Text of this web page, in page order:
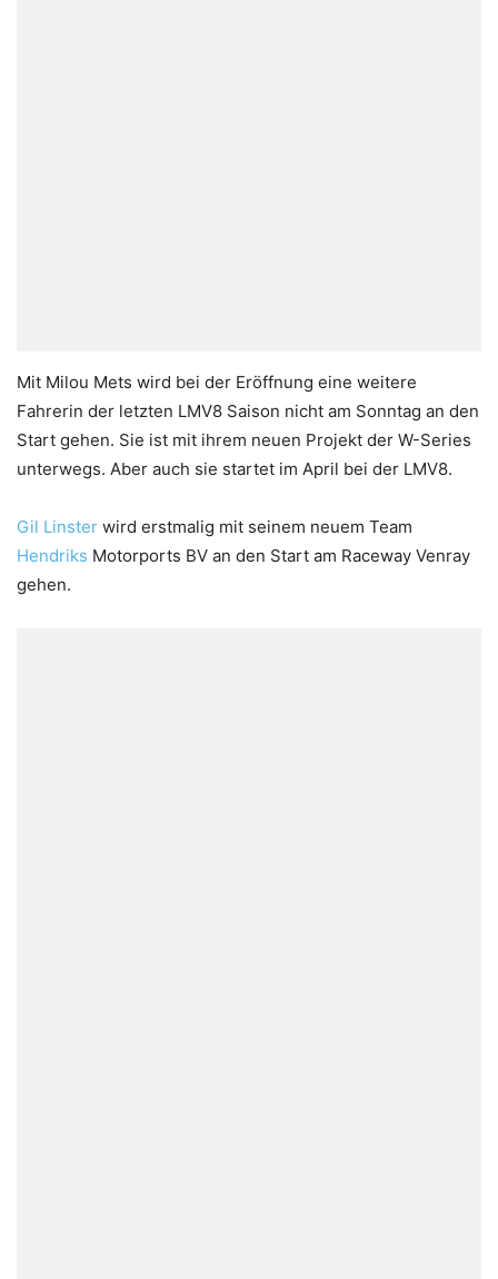
Mit Milou Mets wird bei der Eröffnung eine weitere
Fahrerin der letzten LMV8 Saison nicht am Sonntag an den
Start gehen. Sie ist mit ihrem neuen Projekt der W-Series
unterwegs. Aber auch sie startet im April bei der LMV8.
Gil Linster wird erstmalig mit seinem neuem Team
Hendriks Motorports BV an den Start am Raceway Venray
gehen.